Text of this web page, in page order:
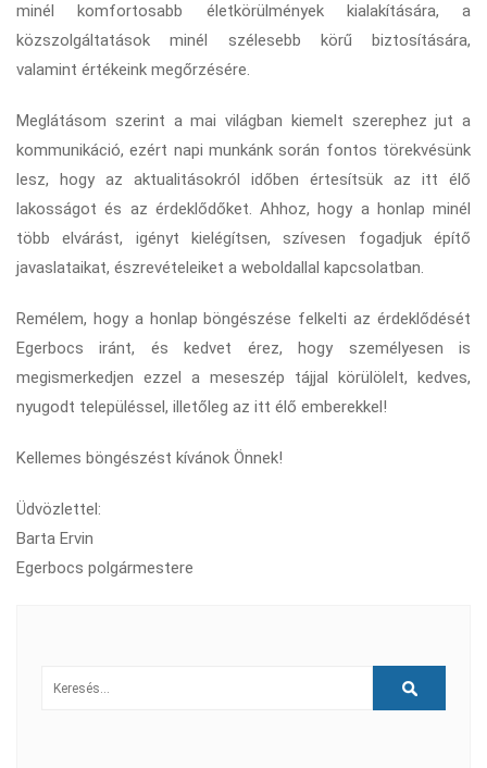
minél komfortosabb életkörülmények kialakítására, a
közszolgáltatások minél szélesebb körű biztosítására,
valamint értékeink megőrzésére.
Meglátásom szerint a mai világban kiemelt szerephez jut a
kommunikáció, ezért napi munkánk során fontos törekvésünk
lesz, hogy az aktualitásokról időben értesítsük az itt élő
lakosságot és az érdeklődőket. Ahhoz, hogy a honlap minél
több elvárást, igényt kielégítsen, szívesen fogadjuk építő
javaslataikat, észrevételeiket a weboldallal kapcsolatban.
Remélem, hogy a honlap böngészése felkelti az érdeklődését
Egerbocs iránt, és kedvet érez, hogy személyesen is
megismerkedjen ezzel a meseszép tájjal körülölelt, kedves,
nyugodt településsel, illetőleg az itt élő emberekkel!
Kellemes böngészést kívánok Önnek!
Üdvözlettel:
Barta Ervin
Egerbocs polgármestere